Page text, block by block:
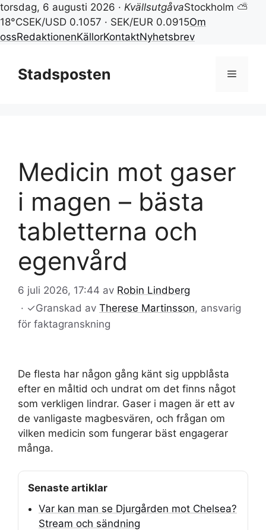
torsdag, 6 augusti 2026 · KvällsutgåvaStockholm ⛅
18°CSEK/USD 0.1057 · SEK/EUR 0.0915Om
ossRedaktionenKällorKontaktNyhetsbrev
innehållStadsposten Meny
Medicin mot gaser
i magen – bästa
tabletterna och
egenvård
6 juli 2026, 17:44 av Robin Lindberg
· ✓Granskad av Therese Martinsson, ansvarig
för faktagranskning
De flesta har någon gång känt sig uppblåsta
efter en måltid och undrat om det finns något
som verkligen lindrar. Gaser i magen är ett av
de vanligaste magbesvären, och frågan om
vilken medicin som fungerar bäst engagerar
många.
Senaste artiklar
Var kan man se Djurgården mot Chelsea?
Stream och sändning